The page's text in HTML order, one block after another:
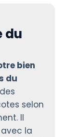
du
bien
du
selon
Il
la